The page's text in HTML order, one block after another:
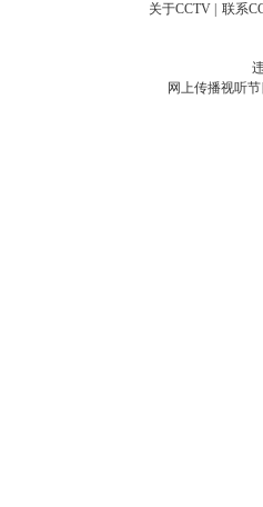
关于CCTV 联系
网上传播视听